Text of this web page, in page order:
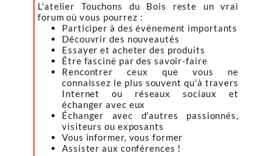
L'atelier Touchons du Bois reste un vrai
forum où vous pourrez :
Participer à des événement importants
Découvrir des nouveautés
Essayer et acheter des produits
Être fasciné par des savoir-faire
Rencontrer ceux que vous ne
connaissez le plus souvent qu'à travers
Internet ou réseaux sociaux et
échanger avec eux
Échanger avec d'autres passionnés,
visiteurs ou exposants
Vous informer, vous former
Assister aux conférences !